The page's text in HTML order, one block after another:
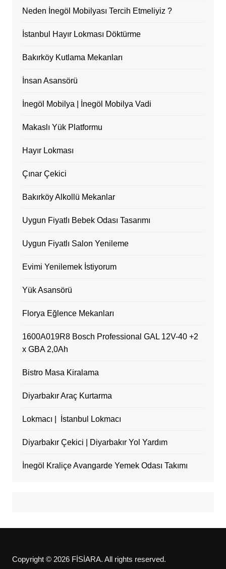
Neden İnegöl Mobilyası Tercih Etmeliyiz ?
İstanbul Hayır Lokması Döktürme
Bakırköy Kutlama Mekanları
İnsan Asansörü
İnegöl Mobilya | İnegöl Mobilya Vadi
Makaslı Yük Platformu
Hayır Lokması
Çınar Çekici
Bakırköy Alkollü Mekanlar
Uygun Fiyatlı Bebek Odası Tasarımı
Uygun Fiyatlı Salon Yenileme
Evimi Yenilemek İstiyorum
Yük Asansörü
Florya Eğlence Mekanları
1600A019R8 Bosch Professional GAL 12V-40 +2
x GBA 2,0Ah
Bistro Masa Kiralama
Diyarbakır Araç Kurtarma
Lokmacı | İstanbul Lokmacı
Diyarbakır Çekici | Diyarbakır Yol Yardım
İnegöl Kraliçe Avangarde Yemek Odası Takımı
Copyright © 2026 FİSİARA. All rights reserved.